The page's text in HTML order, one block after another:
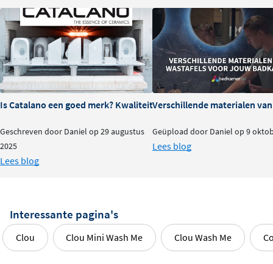
Is Catalano een goed merk? Kwaliteit en ervaringen
Geschreven door Daniel op 29 augustus
2025
Lees blog
Verschillende materialen
Geüpload door Daniel op 9
Lees blog
Interessante pagina's
Clou Clou Mini Wash Me Clou Wash Me